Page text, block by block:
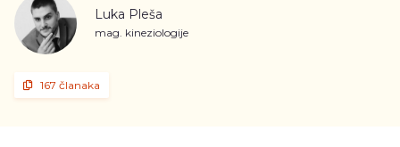
Luka Pleša
mag. kineziologije
167 članaka